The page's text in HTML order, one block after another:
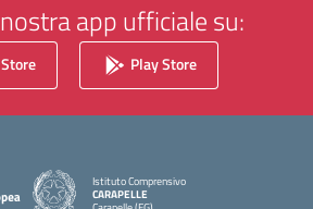
app ufficiale su:
Play Store
Istituto Comprensivo
CARAPELLE